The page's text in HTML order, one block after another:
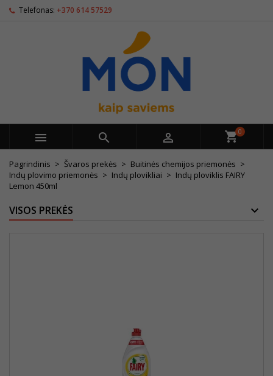
Telefonas: +370 614 57529
   0
Pagrindinis Švaros prekės
Buitinės chemijos priemonės
Indų plovimo priemonės
Indų plovikliai
Indų ploviklis FAIRY
Lemon 450ml
VISOS PREKĖS